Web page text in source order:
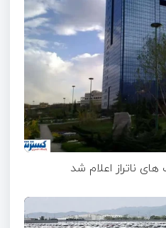
ناتراز اعلام شد